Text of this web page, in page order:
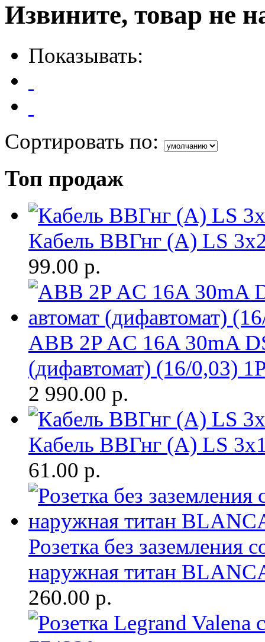
Извините, товар не
Показывать:
Сортировать по:
Топ продаж
Кабель ВВГнг (A) LS
99.00 р.
ABB 2P AC 16A 30mA
(дифавтомат) (16/0,03)
2 990.00 р.
Кабель ВВГнг (A) LS
61.00 р.
Розетка без
наружная титан
260.00 р.